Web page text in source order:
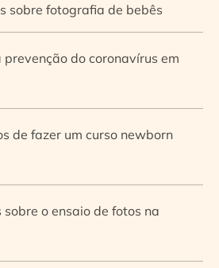
sobre fotografia de bebês
prevenção do coronavírus em
de fazer um curso newborn
sobre o ensaio de fotos na